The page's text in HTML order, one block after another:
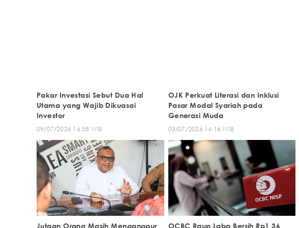
Pakar Investasi Sebut Dua Hal
Utama yang Wajib Dikuasai
Investor
09/07/2026 16:58 WIB
OJK Perkuat Literasi dan Inklusi
Pasar Modal Syariah pada
Generasi Muda
03/07/2026 14:16 WIB
Jutaan Orang Masih Menganggur, OCBC Raup Laba Bersih Rp1,36